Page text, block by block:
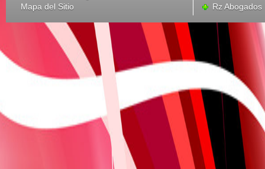
Mapa del Sitio
Rz Abogados